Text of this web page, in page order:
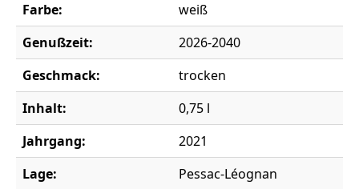
Farbe:
weiß
Genußzeit:
2026-2040
Geschmack:
trocken
Inhalt:
0,75 l
Jahrgang:
2021
Lage:
Pessac-Léognan